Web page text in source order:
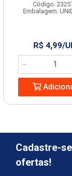
Código:
Embalagem:
R$ 4,99/
Cadastre-
ofertas!